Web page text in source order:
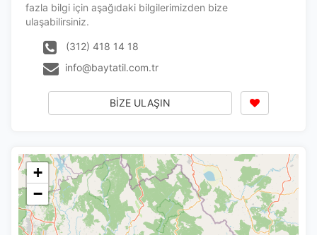
fazla bilgi için aşağıdaki bilgilerimizden bize
ulaşabilirsiniz.
(312) 418 14 18
info@baytatil.com.tr
BİZE ULAŞIN
+
−